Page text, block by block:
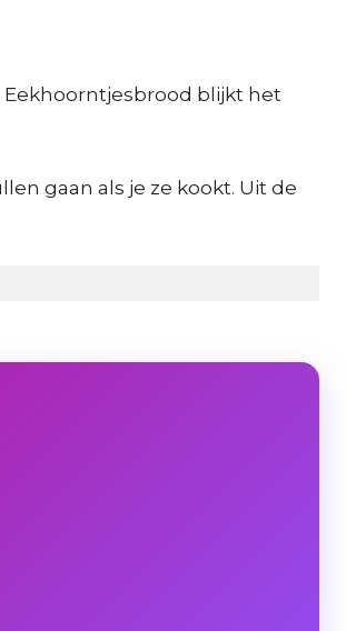
Eekhoorntjesbrood blijkt het
gaan als je ze kookt. Uit de